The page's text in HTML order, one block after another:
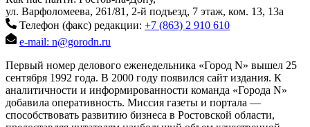
ул. Варфоломеева, 261/81, 2-й подъезд, 7 этаж, ком. 13, 13а
Телефон (факс) редакции: +7 (863) 2 910 610
e-mail: n@gorodn.ru
Первый номер делового еженедельника «Город N» вышел 25
сентября 1992 года. В 2000 году появился сайт издания. К
аналитичности и информированности команда «Города N»
добавила оперативность. Миссия газеты и портала —
способствовать развитию бизнеса в Ростовской области,